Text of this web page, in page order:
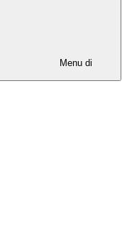
Menu di